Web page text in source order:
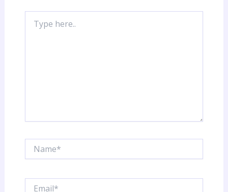
here..